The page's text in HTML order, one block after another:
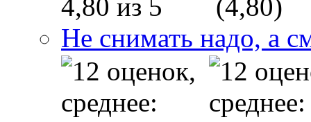
(4,80)
Не снимать надо, а